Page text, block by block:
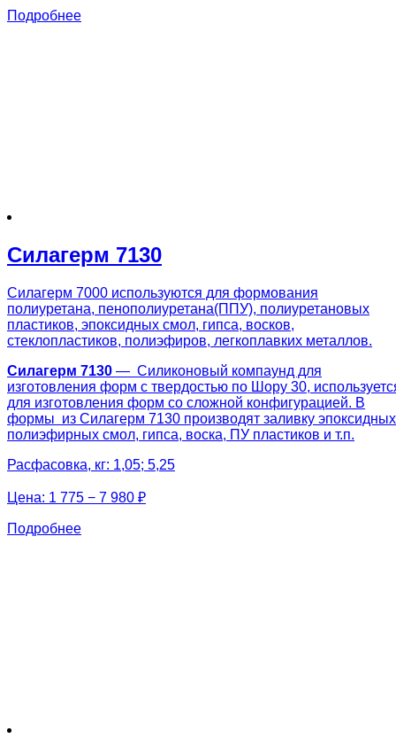
Подробнее
Силагерм 7130
Силагерм 7000 используются для формования
полиуретана, пенополиуретана(ППУ), полиуретановых
пластиков, эпоксидных смол, гипса, восков,
стеклопластиков, полиэфиров, легкоплавких металлов.
Силагерм 7130 — Силиконовый компаунд для
изготовления форм с твердостью по Шору 30,
для изготовления форм со сложной конфигурацией. В
формы из Силагерм 7130 производят заливку
полиэфирных смол, гипса, воска, ПУ пластиков и т.п.
Расфасовка, кг: 1,05; 5,25
Цена: 1 775 − 7 980 ₽
Подробнее